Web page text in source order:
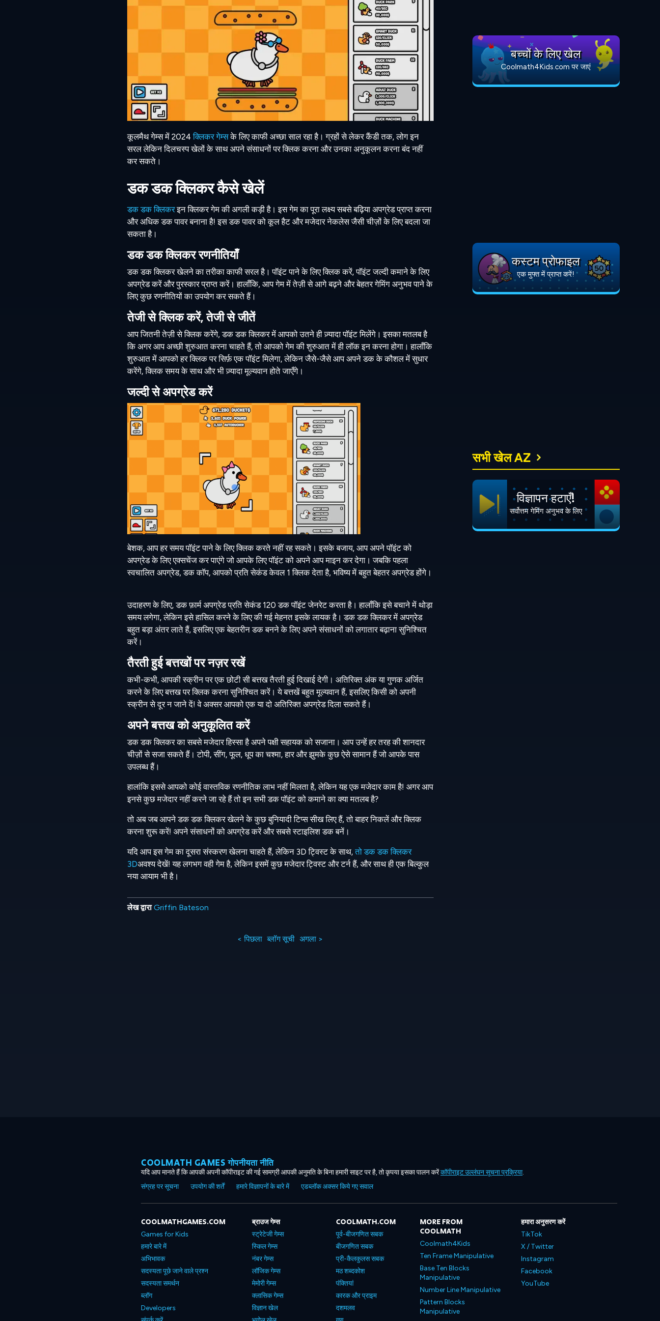
कूलमैथ गेम्स में 2024क्लिकर गेम्सके लिए काफी अच्छा साल रहा है। ग्रहों से लेकर कैंडी तक, लोग इन
सरल लेकिन दिलचस्प खेलों के साथ अपने संसाधनों पर क्लिक करना और उनका अनुकूलन करना बंद नहीं
कर सकते।
डक डक क्लिकर कैसे खेलें
डक डक क्लिकरइन क्लिकर गेम की अगली कड़ी है। इस गेम का पूरा लक्ष्य सबसे बढ़िया अपग्रेड प्राप्त करना
और अधिक डक पावर बनाना है! इस डक पावर को कूल हैट और मजेदार नेकलेस जैसी चीज़ों के लिए बदला जा
सकता है।
डक डक क्लिकर रणनीतियाँ
डक डक क्लिकर खेलने का तरीका काफी सरल है। पॉइंट पाने के लिए क्लिक करें, पॉइंट जल्दी कमाने के लिए
अपग्रेड करें और पुरस्कार प्राप्त करें। हालाँकि, आप गेम में तेज़ी से आगे बढ़ने और बेहतर गेमिंग अनुभव पाने के
लिए कुछ रणनीतियों का उपयोग कर सकते हैं।
तेजी से क्लिक करें, तेजी से जीतें
आप जितनी तेज़ी से क्लिक करेंगे, डक डक क्लिकर में आपको उतने ही ज़्यादा पॉइंट मिलेंगे। इसका मतलब है
कि अगर आप अच्छी शुरुआत करना चाहते हैं, तो आपको गेम की शुरुआत में ही लॉक इन करना होगा। हालाँकि
शुरुआत में आपको हर क्लिक पर सिर्फ़ एक पॉइंट मिलेगा, लेकिन जैसे-जैसे आप अपने डक के कौशल में सुधार
करेंगे, क्लिक समय के साथ और भी ज़्यादा मूल्यवान होते जाएँगे।
जल्दी से अपग्रेड करें
बेशक, आप हर समय पॉइंट पाने के लिए क्लिक करते नहीं रह सकते। इसके बजाय, आप अपने पॉइंट को
अपग्रेड के लिए एक्सचेंज कर पाएंगे जो आपके लिए पॉइंट को अपने आप माइन कर देगा। जबकि पहला
स्वचालित अपग्रेड, डक कॉप, आपको प्रति सेकंड केवल 1 क्लिक देता है, भविष्य में बहुत बेहतर अपग्रेड होंगे।
उदाहरण के लिए, डक फ़ार्म अपग्रेड प्रति सेकंड 120 डक पॉइंट जेनरेट करता है। हालाँकि इसे बचाने में थोड़ा
समय लगेगा, लेकिन इसे हासिल करने के लिए की गई मेहनत इसके लायक है। डक डक क्लिकर में अपग्रेड
बहुत बड़ा अंतर लाते हैं, इसलिए एक बेहतरीन डक बनने के लिए अपने संसाधनों को लगातार बढ़ाना सुनिश्चित
करें।
तैरती हुई बत्तखों पर नज़र रखें
कभी-कभी, आपकी स्क्रीन पर एक छोटी सी बत्तख तैरती हुई दिखाई देगी। अतिरिक्त अंक या गुणक अर्जित
करने के लिए बत्तख पर क्लिक करना सुनिश्चित करें। ये बत्तखें बहुत मूल्यवान हैं, इसलिए किसी को अपनी
स्क्रीन से दूर न जाने दें! वे अक्सर आपको एक या दो अतिरिक्त अपग्रेड दिला सकते हैं।
अपने बत्तख को अनुकूलित करें
डक डक क्लिकर का सबसे मजेदार हिस्सा है अपने पक्षी सहायक को सजाना। आप उन्हें हर तरह की शानदार
चीज़ों से सजा सकते हैं। टोपी, सींग, फूल, धूप का चश्मा, हार और झुमके कुछ ऐसे सामान हैं जो आपके पास
उपलब्ध हैं।
हालांकि इससे आपको कोई वास्तविक रणनीतिक लाभ नहीं मिलता है, लेकिन यह एक मजेदार काम है! अगर आप
इनसे कुछ मजेदार नहीं करने जा रहे हैं तो इन सभी डक पॉइंट को कमाने का क्या मतलब है?
तो अब जब आपने डक डक क्लिकर खेलने के कुछ बुनियादी टिप्स सीख लिए हैं, तो बाहर निकलें और क्लिक
करना शुरू करें! अपने संसाधनों को अपग्रेड करें और सबसे स्टाइलिश डक बनें।
यदि आप इस गेम का दूसरा संस्करण खेलना चाहते हैं, लेकिन 3D ट्विस्ट के साथ,तो डक डक क्लिकर
3Dअवश्य देखें! यह लगभग वही गेम है, लेकिन इसमें कुछ मजेदार ट्विस्ट और टर्न हैं, और साथ ही एक बिल्कुल
नया आयाम भी है।
लेख द्वाराGriffin Bateson
< पिछला ब्लॉग सूची अगला >
बच्चों के लिए खेल
Coolmath4Kids.com पर जाएं
कस्टम प्रोफाइल
एक मुफ्त में प्राप्त करें!
सभी खेल AZ
विज्ञापन हटाएँ!
सर्वोत्तम गेमिंग अनुभव के लिए
COOLMATH GAMES गोपनीयता नीति
यदि आप मानते हैं कि आपकी अपनी कॉपीराइट की गई सामग्री आपकी अनुमति के बिना हमारी साइट पर है, तो कृपया इसका पालन करेंकॉपीराइट उल्लंघन सूचना प्रक्रिया.
संग्रह पर सूचना
उपयोग की शर्तें हमारे विज्ञापनों के बारे में एडब्लॉक अक्सर किये गए सवाल
COOLMATHGAMES.COM
Games for Kids
हमारे बारे में
अभिभावक
सदस्यता पूछे जाने वाले प्रश्न
सदस्यता समर्थन
ब्लॉग
Developers
ब्राउज गेम्स
स्ट्रेटेजी गेम्स
स्किल गेम्स
नंबर गेम्स
लॉजिक गेम्स
मेमोरी गेम्स
क्लासिक गेम्स
विज्ञान खेल
COOLMATH.COM
पूर्व-बीजगणित सबक
बीजगणित सबक
प्री-कैलकुलस सबक
मठ शब्दकोश
पंक्तियां
कारक और प्राइम
दशमलव
MORE FROM
COOLMATH
Coolmath4Kids
Ten Frame Manipulative
Base Ten Blocks
Manipulative
Number Line Manipulative
Pattern Blocks
Manipulative
हमारा अनुसरण करें
TikTok
X / Twitter
Instagram
Facebook
YouTube